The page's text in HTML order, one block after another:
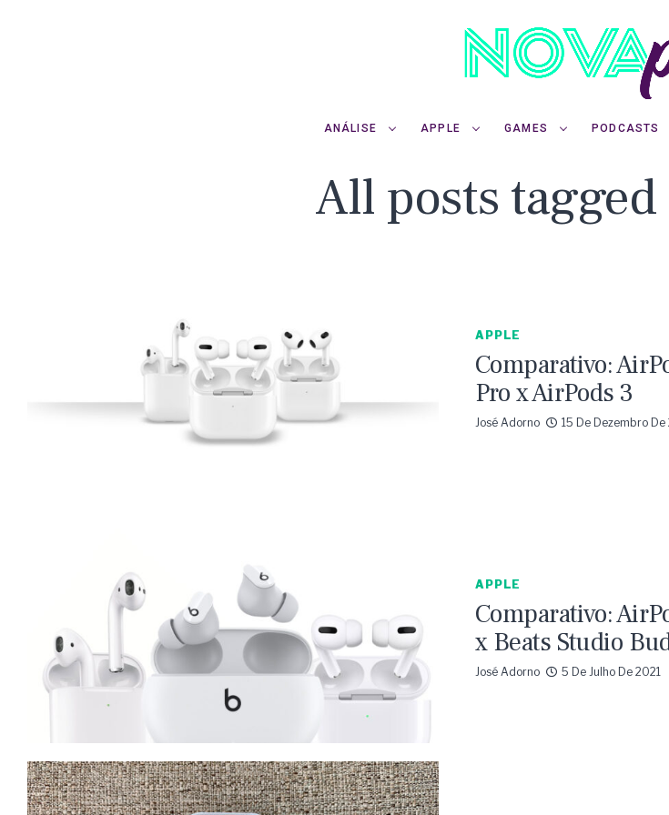
ANÁLISE APPLE GAMES PODCASTS
All posts
APPLE
Comparativo:
Pro x AirPods 3
José Adorno 15 De Dezembro De
APPLE
Comparativo:
x Beats Studio
José Adorno 5 De Julho De 2021